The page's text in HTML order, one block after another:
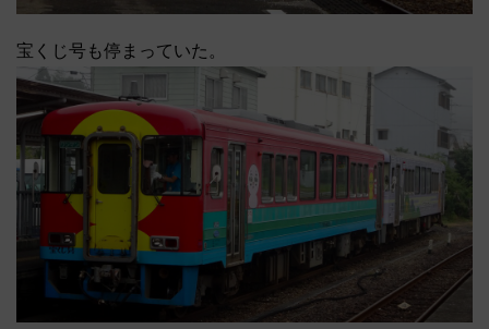
宝くじ号も停まっていた。